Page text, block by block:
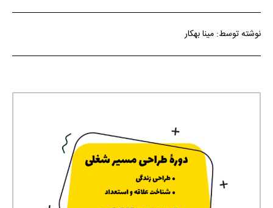
نوشته توسط: مینا بهکار